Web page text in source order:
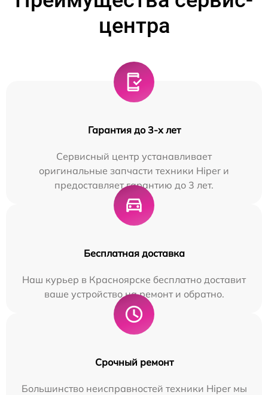
центра
Гарантия до 3-х лет
Сервисный центр устанавливает
оригинальные запчасти техники Hiper и
предоставляет гарантию до 3 лет.
Бесплатная доставка
Наш курьер в Красноярске бесплатно доставит
ваше устройство на ремонт и обратно.
Срочный ремонт
Большинство неисправностей техники Hiper мы